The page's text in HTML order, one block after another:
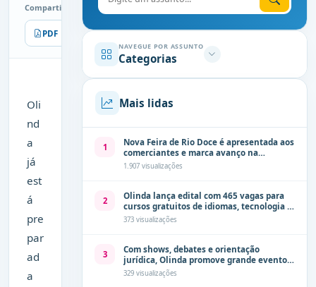
Compartilhe
PDF Imprimir
Oli
nd
a
já
est
á
pre
par
ad
a
NAVEGUE POR ASSUNTO
Categorias
Mais lidas
1
Nova Feira de Rio Doce é apresentada aos
comerciantes e marca avanço na
modernização dos espaços públicos de
1.907 visualizações
2
Olinda lança edital com 465 vagas para
cursos gratuitos de idiomas, tecnologia e
comunicação
373 visualizações
3
Com shows, debates e orientação
jurídica, Olinda promove grande evento
de combate à violência contra a mulher
neste sábado (8)
329 visualizações